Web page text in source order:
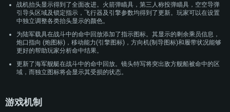
战机抬头显示得到了全面改进。火箭弹瞄具，第三人称投弹瞄具，空空导弹
引导头区域及锁定指示，飞行器及引擎参数均得到了更新。玩家可以在设置
中独立调整各类抬头显示的颜色。
为陆军载具在战斗中的命中回放添加了指示图标。其显示的剩余乘员信息，
炮口指向 (炮图标)，移动能力(引擎图标)，方向机(制导图标)和履带状况能够
更好的帮助玩家分析命中结果。
更新了海军舰艇在战斗中的命中回放。镜头特写将突出敌方舰船被命中的区
域，而独立图标将会显示其受损的状态。
游戏机制